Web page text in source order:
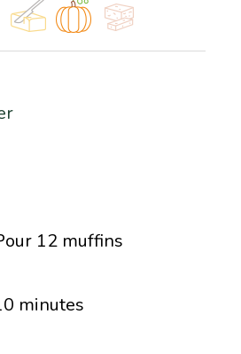
12 muffins
minutes